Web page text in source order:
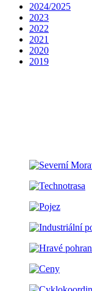
2024/2025
2023
2022
2021
2020
2019